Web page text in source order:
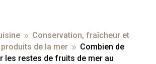
9 Conservation, fraîcheur et
de la mer 9 Combien de
les restes de fruits de mer au